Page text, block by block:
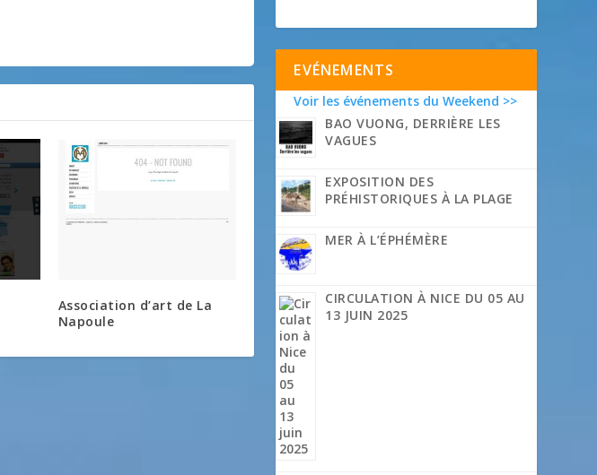
Association d’art de La
Napoule
EVÉNEMENTS
Voir les événements du Weekend >>
BAO VUONG, DERRIÈRE LES
VAGUES
EXPOSITION DES
PRÉHISTORIQUES À LA PLAGE
MER À L’ÉPHÉMÈRE
CIRCULATION À NICE DU 05 AU
13 JUIN 2025